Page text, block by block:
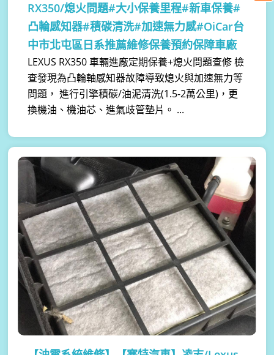
RX350/熄火問題#大小保養里程#新車保養#
凸輪感知器#積碳清洗#加速無力感#OiCar台
中市北屯區日系推薦維修保養預約保障車廠
LEXUS RX350 車輛進廠定期保養+熄火問題查修 檢
查發現為凸輪軸感知器故障導致熄火與加速無力等
問題， 進行引擎積碳/油泥清洗(1.5-2萬公里)，更
換機油、機油芯、進氣歧管墊片。 ...